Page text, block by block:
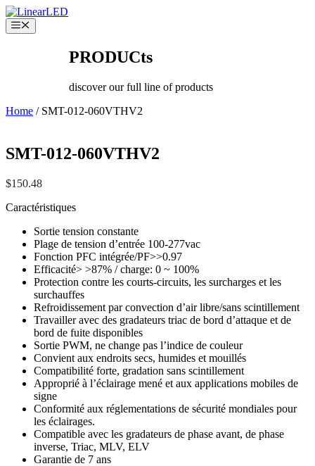
Skip
to
content
Menu
PRODUCts
discover our full line of products
Home / SMT-012-060VTHV2
SMT-012-060VTHV2
$150.48
Caractéristiques
Sortie tension constante
Plage de tension d’entrée 100-277vac
Fonction PFC intégrée/PF>>0.97
Efficacité> >87% / charge: 0 ~ 100%
Protection contre les courts-circuits, les surcharges et les
surchauffes
Refroidissement par convection d’air libre/sans scintillement
Travailler avec des gradateurs triac de bord d’attaque et de
bord de fuite disponibles
Sortie PWM, ne change pas l’indice de couleur
Convient aux endroits secs, humides et mouillés
Compatibilité forte, gradation sans scintillement
Approprié à l’éclairage mené et aux applications mobiles de
signe
Conformité aux réglementations de sécurité mondiales pour
les éclairages.
Compatible avec les gradateurs de phase avant, de phase
inverse, Triac, MLV, ELV
Garantie de 7 ans